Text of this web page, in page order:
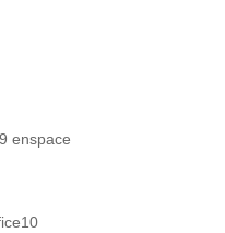
enspace